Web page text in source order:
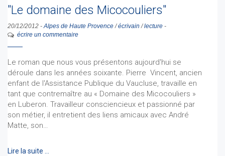
"Le domaine des Micocouliers"
20/12/2012 -Alpes de Haute Provence/écrivain /lecture -
écrire un commentaire
Le roman que nous vous présentons aujourd'hui se
déroule dans les années soixante. Pierre Vincent, ancien
enfant de l'Assistance Publique du Vaucluse, travaille en
tant que contremaître au « Domaine des Micocouliers »
en Luberon. Travailleur consciencieux et passionné par
son métier, il entretient des liens amicaux avec André
Matte, son…
Lire la suite …